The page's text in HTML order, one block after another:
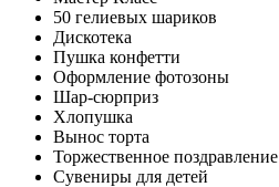
50 гелиевых шариков
Дискотека
Пушка конфетти
Оформление фотозоны
Шар-сюрприз
Хлопушка
Вынос торта
Торжественное поздравление
Сувениры для детей